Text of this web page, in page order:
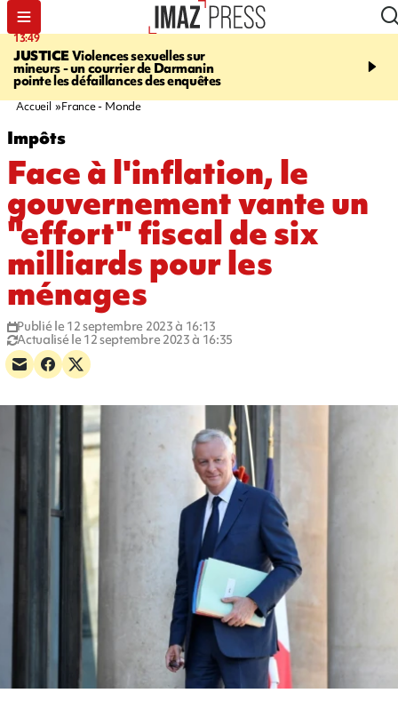
13:49
JUSTICEViolences sexuelles sur
mineurs - un courrier de Darmanin
pointe les défaillances des enquêtes
17:59
Corniche - la route du
Accueil France - Monde
Impôts
Face à l'inflation, le
gouvernement vante un
"effort" fiscal de six
milliards pour les
ménages
Publié le 12 septembre 2023 à 16:13
Actualisé le 12 septembre 2023 à 16:35